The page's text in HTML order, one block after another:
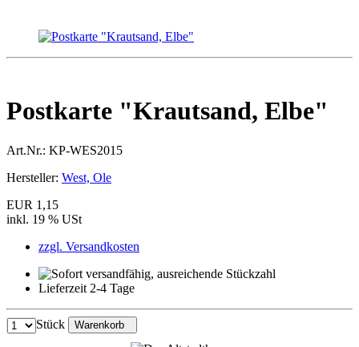
Postkarte "Krautsand, Elbe"
Art.Nr.: KP-WES2015
Hersteller: West, Ole
EUR 1,15
inkl. 19 % USt
zzgl. Versandkosten
Lieferzeit 2-4 Tage
Stück Warenkorb